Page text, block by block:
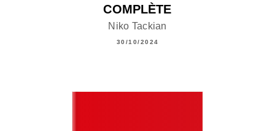
COMPLÈTE
Niko Tackian
30/10/2024